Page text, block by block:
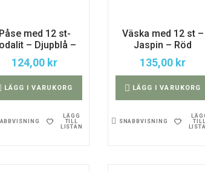
Påse med 12 st-
– Djupblå –
124,00 kr
LÄGG I VARUKORG
LÄGG
TILL
LISTAN
Väska med 12 st –
Jaspin – Röd
135,00 kr
LÄGG I VARUKORG
SNABBVISNING
TILL